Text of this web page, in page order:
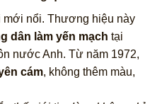
mới nổi. Thương hiệu này
dân làm yến mạch tại
nước Anh. Từ năm 1972,
cám, không thêm màu,